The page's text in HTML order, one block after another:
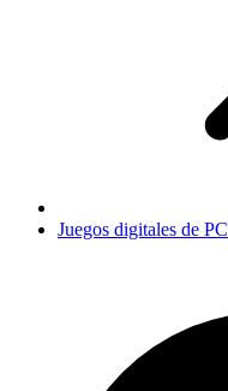
Juegos digitales de PC